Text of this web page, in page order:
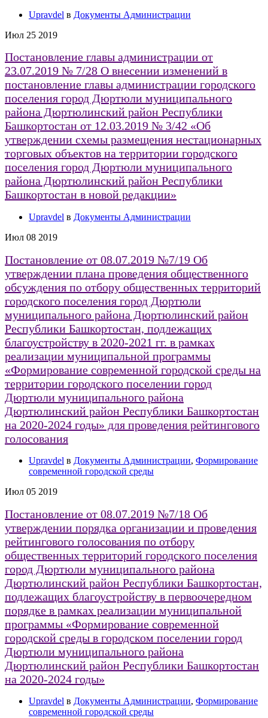
Upravdel в Документы Администрации
Июл 25 2019
Постановление главы администрации от
23.07.2019 № 7/28 О внесении изменений в
постановление главы администрации городского
поселения город Дюртюли муниципального
района Дюртюлинский район Республики
Башкортостан от 12.03.2019 № 3/42 «Об
утверждении схемы размещения нестационарных
торговых объектов на территории городского
поселения город Дюртюли муниципального
района Дюртюлинский район Республики
Башкортостан в новой редакции»
Upravdel в Документы Администрации
Июл 08 2019
Постановление от 08.07.2019 №7/19 Об
утверждении плана проведения общественного
обсуждения по отбору общественных территорий
городского поселения город Дюртюли
муниципального района Дюртюлинский район
Республики Башкортостан, подлежащих
благоустройству в 2020-2021 гг. в рамках
реализации муниципальной программы
«Формирование современной городской среды на
территории городского поселении город
Дюртюли муниципального района
Дюртюлинский район Республики Башкортостан
на 2020-2024 годы» для проведения рейтингового
голосования
Upravdel в Документы Администрации, Формирование
современной городской среды
Июл 05 2019
Постановление от 08.07.2019 №7/18 Об
утверждении порядка организации и проведения
рейтингового голосования по отбору
общественных территорий городского поселения
город Дюртюли муниципального района
Дюртюлинский район Республики Башкортостан,
подлежащих благоустройству в первоочередном
порядке в рамках реализации муниципальной
программы «Формирование современной
городской среды в городском поселении город
Дюртюли муниципального района
Дюртюлинский район Республики Башкортостан
на 2020-2024 годы»
Upravdel в Документы Администрации, Формирование
современной городской среды